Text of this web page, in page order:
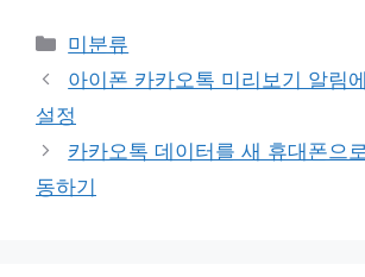
Categories
미분류
아이폰 카카오톡 미리보기 알림
설정
카카오톡 데이터를 새 휴대폰으
동하기